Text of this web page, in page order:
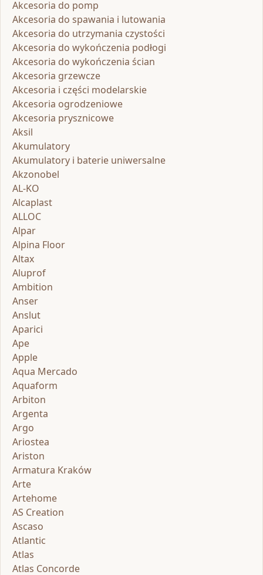
Akcesoria do pomp
Akcesoria do spawania i lutowania
Akcesoria do utrzymania czystości
Akcesoria do wykończenia podłogi
Akcesoria do wykończenia ścian
Akcesoria grzewcze
Akcesoria i części modelarskie
Akcesoria ogrodzeniowe
Akcesoria prysznicowe
Aksil
Akumulatory
Akumulatory i baterie uniwersalne
Akzonobel
AL-KO
Alcaplast
ALLOC
Alpar
Alpina Floor
Altax
Aluprof
Ambition
Anser
Anslut
Aparici
Ape
Apple
Aqua Mercado
Aquaform
Arbiton
Argenta
Argo
Ariostea
Ariston
Armatura Kraków
Arte
Artehome
AS Creation
Ascaso
Atlantic
Atlas
Atlas Concorde